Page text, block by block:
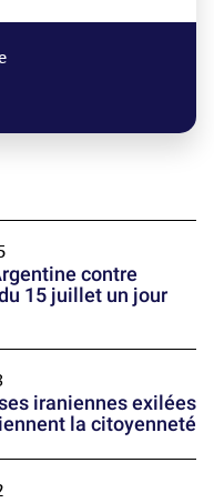
contre
15 juillet un jour
iraniennes exilées
la citoyenneté